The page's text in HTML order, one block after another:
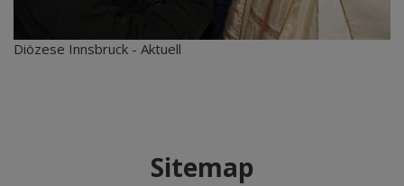
Diözese Innsbruck - Aktuell
Sitemap